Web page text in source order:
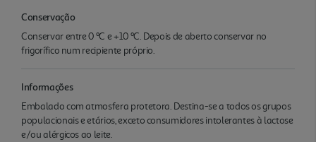
Conservação
Conservar entre 0 ºC e +10 ºC. Depois de aberto conservar no
frigorífico num recipiente próprio.
Informações
Embalado com atmosfera protetora. Destina-se a todos os grupos
populacionais e etários, exceto consumidores intolerantes à lactose
e/ou alérgicos ao leite.